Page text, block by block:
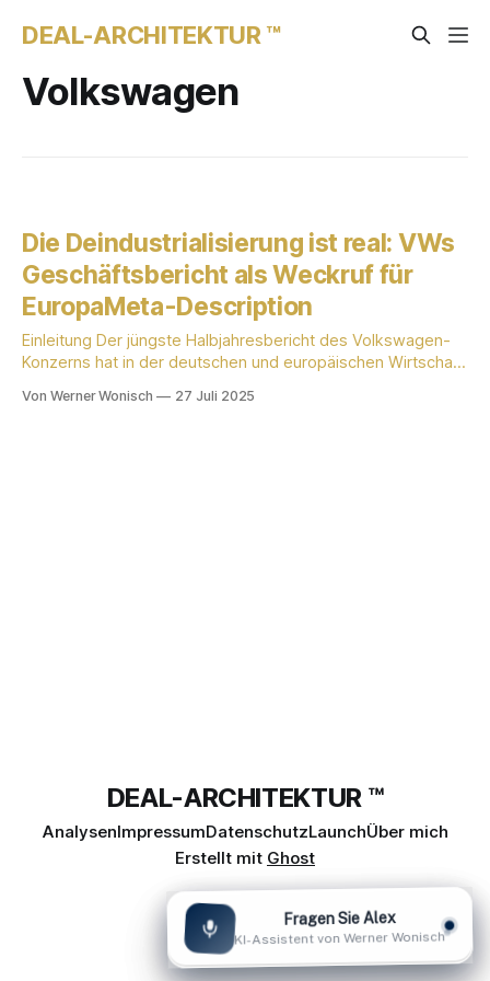
DEAL-ARCHITEKTUR ™
Volkswagen
Die Deindustrialisierung ist real: VWs
Geschäftsbericht als Weckruf für
EuropaMeta-Description
Einleitung Der jüngste Halbjahresbericht des Volkswagen-
Konzerns hat in der deutschen und europäischen Wirtschaft
neu entfacht. Die Kernaussage des Berichts, wonach die
Von Werner Wonisch 27 Juli 2025
DEAL-ARCHITEKTUR ™
AnalysenImpressumDatenschutzLaunchÜber mich
Erstellt mit Ghost